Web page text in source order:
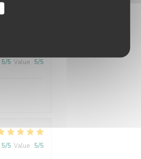
5/5 Value : 5/5
5/5 Value : 5/5